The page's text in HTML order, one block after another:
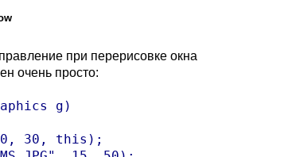
при перерисовке окна
очень просто:
g)
30, this);